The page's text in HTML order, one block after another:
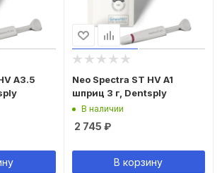
A3.5
Neo Spectra ST HV A1
шприц 3 г, Dentsply
В наличии
2 745 ₽
В корзину